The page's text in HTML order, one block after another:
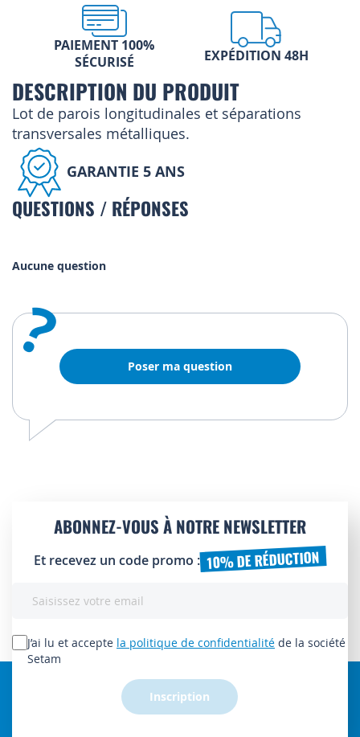
PAIEMENT 100%
SÉCURISÉ
EXPÉDITION 48H
DESCRIPTION DU PRODUIT
Lot de parois longitudinales et séparations
transversales métalliques.
GARANTIE 5 ANS
QUESTIONS / RÉPONSES
Aucune question
? Poser ma question
ABONNEZ-VOUS À NOTRE NEWSLETTER
Et recevez un code promo : 10% DE RÉDUCTION
lettre
d’information
J’ai lu et accepte la politique de confidentialité de la société
Setam
Inscription